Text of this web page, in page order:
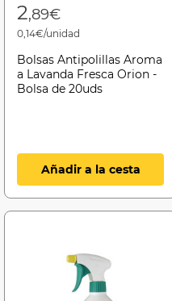
2,89€
0,14€/unidad
Bolsas Antipolillas Aroma
a Lavanda Fresca Orion -
Bolsa de 20uds
Añadir a la cesta